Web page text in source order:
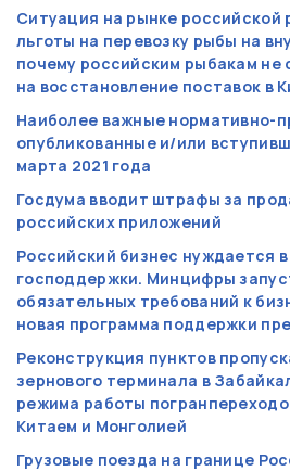
Ситуация на рынке российской
льготы на перевозку рыбы на
почему российским рыбакам не
на восстановление поставок в
Наиболее важные нормативно-
опубликованные и/или
марта 2021 года
Госдума вводит штрафы за
российских приложений
Российский бизнес нуждается
господдержки. Минцифры
обязательных требований к
новая программа поддержки
Реконструкция пунктов
зернового терминала в
режима работы
Китаем и Монголией
Грузовые поезда на границе